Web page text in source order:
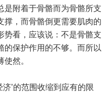
是附着于骨骼而为骨骼所支
撑，而骨骼倒更需要肌肉的
势看，应该说：不是骨骼支
的保护作用的不够。而所以
然。
’的范围收缩到应有的限